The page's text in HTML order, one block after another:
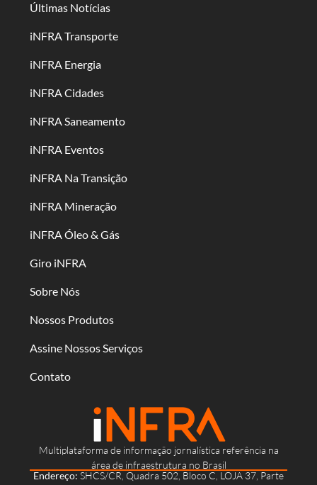
Multiplataforma de informação jornalística referência na
área de infraestrutura no Brasil
Endereço: SHCS/CR, Quadra 502, Bloco C, LOJA 37, Parte
Últimas Notícias
iNFRA Transporte
iNFRA Energia
iNFRA Cidades
iNFRA Saneamento
iNFRA Eventos
iNFRA Na Transição
iNFRA Mineração
iNFRA Óleo & Gás
Giro iNFRA
Sobre Nós
Nossos Produtos
Assine Nossos Serviços
Contato